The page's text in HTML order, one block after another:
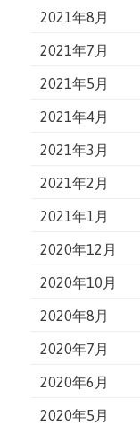
2021年8月
2021年7月
2021年5月
2021年4月
2021年3月
2021年2月
2021年1月
2020年12月
2020年10月
2020年8月
2020年7月
2020年6月
2020年5月